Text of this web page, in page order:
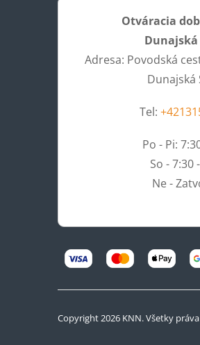
Otváracia
Dunajská
Adresa: Povodská
Dunajská
Tel:
Po - Pi:
So - 7:30
Ne -
Copyright 2026 KNN. Všetky práva